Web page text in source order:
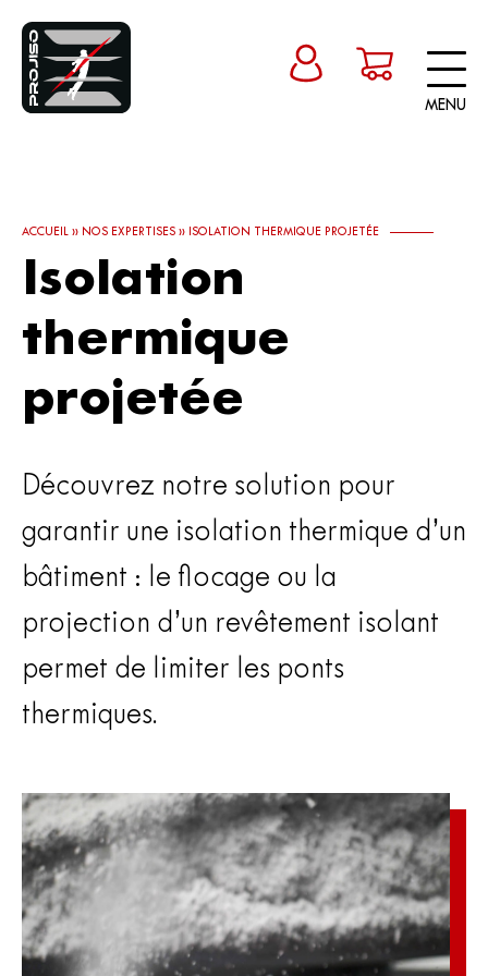
MENU
ACCUEIL » NOS EXPERTISES » ISOLATION THERMIQUE PROJETÉE
Isolation
thermique
projetée
Découvrez notre solution pour
garantir une isolation thermique d’un
bâtiment : le flocage ou la
projection d’un revêtement isolant
permet de limiter les ponts
thermiques.